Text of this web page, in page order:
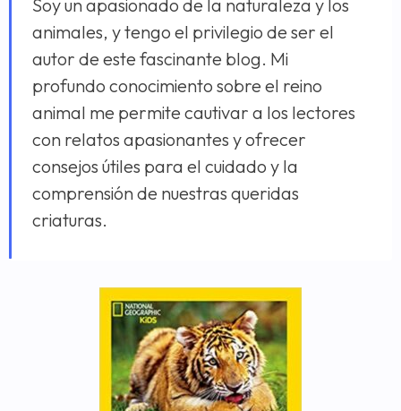
Soy un apasionado de la naturaleza y los
animales, y tengo el privilegio de ser el
autor de este fascinante blog. Mi
profundo conocimiento sobre el reino
animal me permite cautivar a los lectores
con relatos apasionantes y ofrecer
consejos útiles para el cuidado y la
comprensión de nuestras queridas
criaturas.